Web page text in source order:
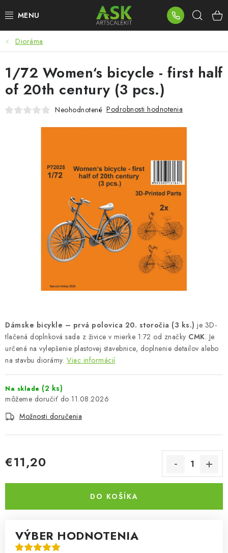
na
BLOG
SUMMER DAYS
WARHAMMER
PLASTOVÉ MODELY
PRÍSLUŠENSTVO
FARBY & POMÔCKY
PUBLIKÁCIE
PREDÁVANÉ ZNAČKY
O Nás Moja objednávka Kontakty
Postup pri podávaní sťažností
Prevodník modelárskych farieb
Dioráma
Dámske bicykle – prvá polovica 20. storočia (3 ks.) je 3D-
tlačená doplnková sada z živice v mierke 1:72 od značky CMK. Je
určená na vylepšenie plastovej stavebnice, doplnenie detailov alebo
na stavbu diorámy. Viac informácií
Na sklade (2 ks)
11.08.2026
Možnosti doručenia
€11,20
DO KOŠÍKA
VÝBER HODNOTENIA
1/72 Women‘s bicycle - first half
of 20th century (3 pcs.)
Neohodnotené Podrobnosti hodnotenia